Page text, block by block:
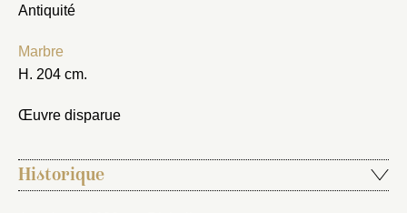
Antiquité
Marbre
H. 204 cm.
Œuvre disparue
Historique